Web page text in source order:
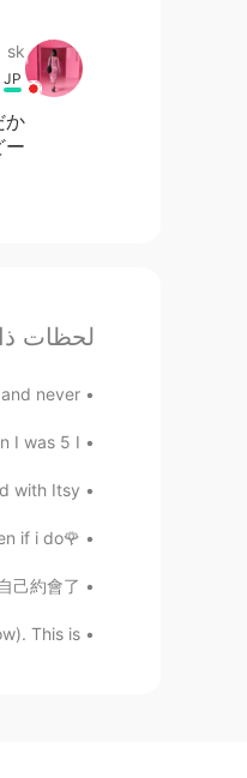
sk
JP
か
ー
لحظات
never ...
was 5 I ...
Itsy! 🐶💕
🌹please ..just minutes of your time🌹 listen to my words bcus i really care about you even if i do...
會了 🤤🤤🤤
This is...